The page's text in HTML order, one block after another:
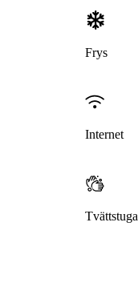
Frys
Internet
Tvättstuga